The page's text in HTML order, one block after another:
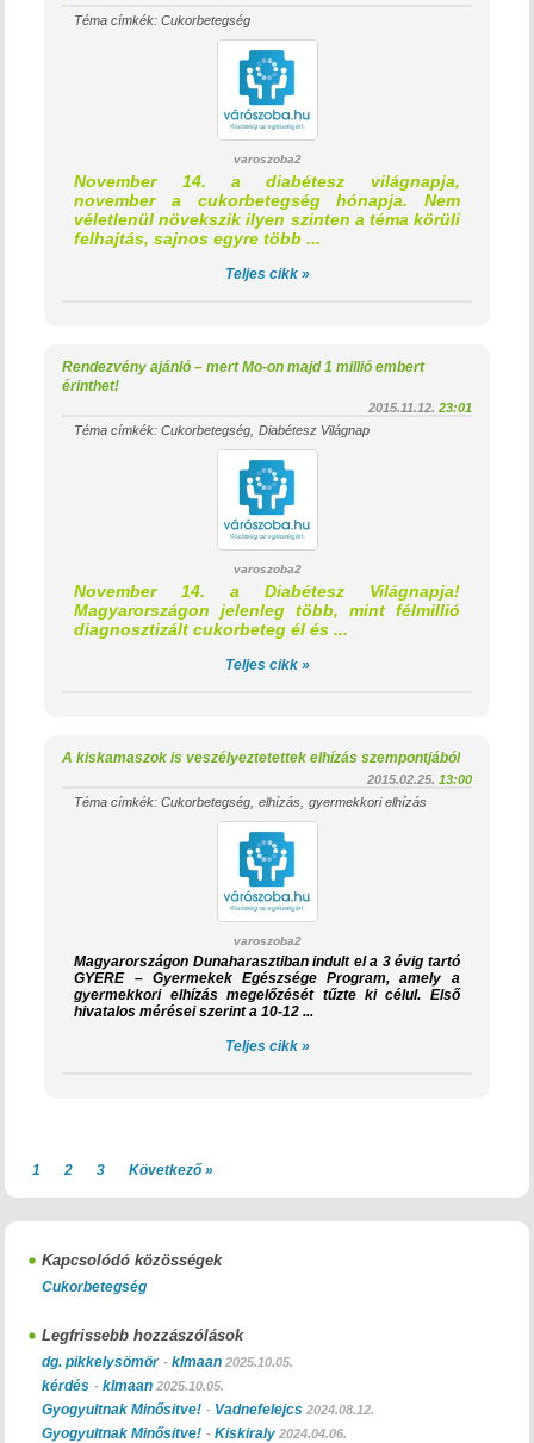
Téma címkék: Cukorbetegség
varoszoba2
November 14. a diabétesz világnapja,
november a cukorbetegség hónapja. Nem
véletlenül növekszik ilyen szinten a téma körüli
felhajtás, sajnos egyre több ...
Teljes cikk »
Rendezvény ajánló – mert Mo-on majd 1 millió embert
érinthet!
2015.11.12. 23:01
Téma címkék: Cukorbetegség Diabétesz Világnap
varoszoba2
November 14. a Diabétesz Világnapja!
Magyarországon jelenleg több, mint félmillió
diagnosztizált cukorbeteg él és ...
Teljes cikk »
A kiskamaszok is veszélyeztetettek elhízás szempontjából
2015.02.25. 13:00
Téma címkék: Cukorbetegség elhízás gyermekkori elhízás
varoszoba2
Magyarországon Dunaharasztiban indult el a 3 évig tartó
GYERE – Gyermekek Egészsége Program, amely a
gyermekkori elhízás megelőzését tűzte ki célul. Első
hivatalos mérései szerint a 10-12 ...
Teljes cikk »
1 2 3 Következő »
Kapcsolódó közösségek
Cukorbetegség
Legfrissebb hozzászólások
dg. pikkelysömör -klmaan 2025.10.05.
kérdés -klmaan 2025.10.05.
Gyogyultnak Minősitve! - Vadnefelejcs 2024.08.12.
Gyogyultnak Minősitve! -Kiskiraly 2024.04.06.